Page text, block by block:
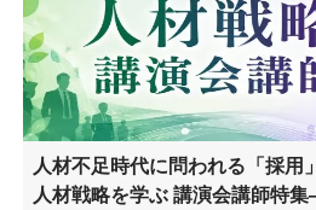
人材不足時代に問われる「採
人材戦略を学ぶ 講演会講師特